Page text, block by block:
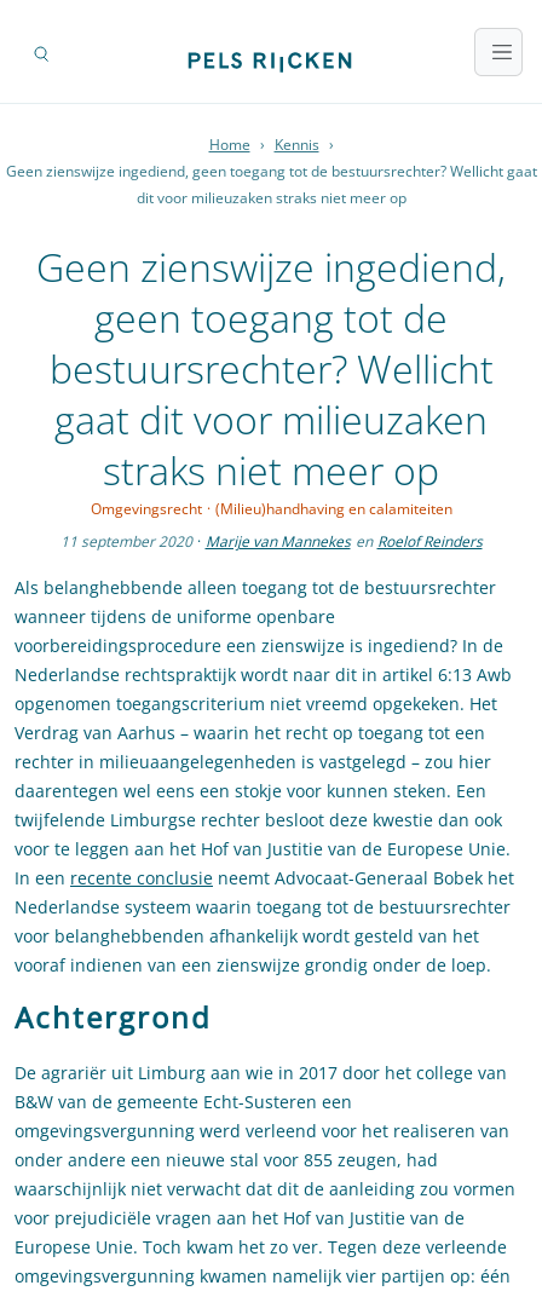
Home › Kennis ›
Geen zienswijze ingediend, geen toegang tot de bestuursrechter? Wellicht gaat
dit voor milieuzaken straks niet meer op
Geen zienswijze ingediend,
geen toegang tot de
bestuursrechter? Wellicht
gaat dit voor milieuzaken
straks niet meer op
Omgevingsrecht · (Milieu)handhaving en calamiteiten
11 september 2020 · Marije van Mannekes en Roelof Reinders
Als belanghebbende alleen toegang tot de bestuursrechter
wanneer tijdens de uniforme openbare
voorbereidingsprocedure een zienswijze is ingediend? In de
Nederlandse rechtspraktijk wordt naar dit in artikel 6:13 Awb
opgenomen toegangscriterium niet vreemd opgekeken. Het
Verdrag van Aarhus – waarin het recht op toegang tot een
rechter in milieuaangelegenheden is vastgelegd – zou hier
daarentegen wel eens een stokje voor kunnen steken. Een
twijfelende Limburgse rechter besloot deze kwestie dan ook
voor te leggen aan het Hof van Justitie van de Europese Unie.
In een recente conclusie neemt Advocaat-Generaal Bobek het
Nederlandse systeem waarin toegang tot de bestuursrechter
voor belanghebbenden afhankelijk wordt gesteld van het
vooraf indienen van een zienswijze grondig onder de loep.
Achtergrond
De agrariër uit Limburg aan wie in 2017 door het college van
B&W van de gemeente Echt-Susteren een
omgevingsvergunning werd verleend voor het realiseren van
onder andere een nieuwe stal voor 855 zeugen, had
waarschijnlijk niet verwacht dat dit de aanleiding zou vormen
voor prejudiciële vragen aan het Hof van Justitie van de
Europese Unie. Toch kwam het zo ver. Tegen deze verleende
omgevingsvergunning kwamen namelijk vier partijen op: één